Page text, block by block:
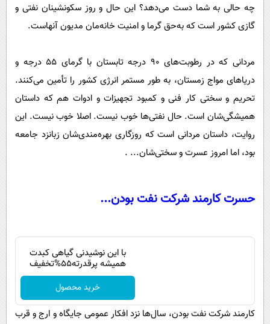
بین الملل
حیات وحش
سیاست خارجی
چه حالی به شما دست می‌دهد؟ این حال و روز سکونشینان نفتی و
گازی کشور است که به‌حق گرما و امنیت خانه‌مان مدیون آنهاست.
مردانی که در رطوبت‌های 90 درجه تابستان با گرمای 55 درجه و
دریاهای مواج زمستان، به طور مستمر انرژی کشور را تأمین می‌کنند.
تحریم و سختی کار فنی و کمبود تجهیزات و ادوات هم که داستان
همیشگی‌شان است. حال نفتی‌ها خوب نیست. اصلا خوب نیست. این
روایت، داستان مردانی است که روزگاری بهره‌مندی‌شان زبانزد جامعه
بود، اما امروز عسرت و سختی‌شان... .
حسرت کارمند شرکت نفت بودن...
با این نوشیدنی گیاهی کبدت
همیشه پرقدرته55%تخفیف
خرید محصول
کارمند شرکت نفت بودن، سال‌ها نزد افکار عمومی جایگاه و ارج و قرب